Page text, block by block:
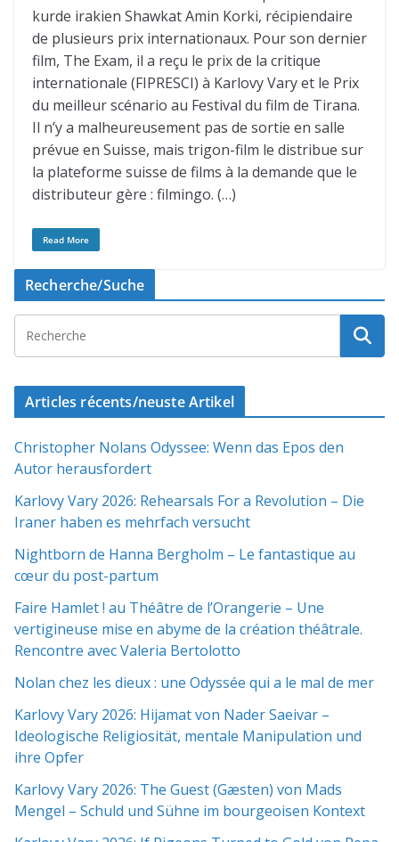
kurde irakien Shawkat Amin Korki, récipiendaire
de plusieurs prix internationaux. Pour son dernier
film, The Exam, il a reçu le prix de la critique
internationale (FIPRESCI) à Karlovy Vary et le Prix
du meilleur scénario au Festival du film de Tirana.
Il n’y a malheureusement pas de sortie en salle
prévue en Suisse, mais trigon-film le distribue sur
la plateforme suisse de films à la demande que le
distributeur gère : filmingo. (…)
Read More
Recherche/Suche
Articles récents/neuste Artikel
Christopher Nolans Odyssee: Wenn das Epos den
Autor herausfordert
Karlovy Vary 2026: Rehearsals For a Revolution – Die
Iraner haben es mehrfach versucht
Nightborn de Hanna Bergholm – Le fantastique au
cœur du post-partum
Faire Hamlet ! au Théâtre de l’Orangerie – Une
vertigineuse mise en abyme de la création théâtrale.
Rencontre avec Valeria Bertolotto
Nolan chez les dieux : une Odyssée qui a le mal de mer
Karlovy Vary 2026: Hijamat von Nader Saeivar​​ –
Ideologische Religiosität, mentale Manipulation und
ihre Opfer
Karlovy Vary 2026: The Guest (Gæsten) von Mads
Mengel – Schuld und Sühne im bourgeoisen Kontext